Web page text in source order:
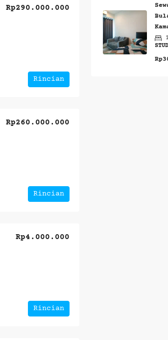
Rp290.000.000
Rincian
Rp260.000.000
Rincian
Rp4.000.000
Rincian
1